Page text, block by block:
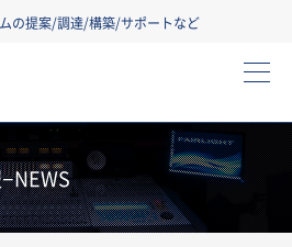
の提案/調達/構築/サポートなど